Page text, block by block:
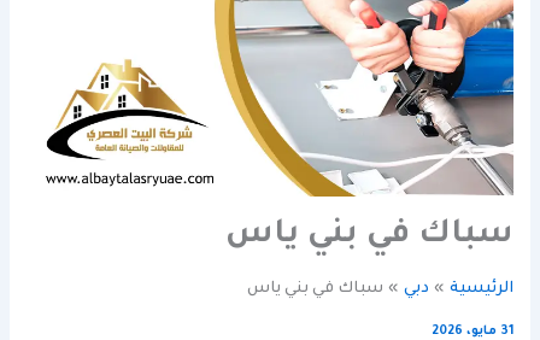
سباك في بني ياس
الرئيسية دبي سباك في بني ياس
31 مايو، 2026